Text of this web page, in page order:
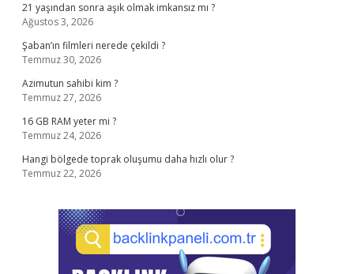
21 yaşından sonra aşık olmak imkansız mı ?
Ağustos 3, 2026
Şaban’ın filmleri nerede çekildi ?
Temmuz 30, 2026
Azimutun sahibi kim ?
Temmuz 27, 2026
16 GB RAM yeter mi ?
Temmuz 24, 2026
Hangi bölgede toprak oluşumu daha hızlı olur ?
Temmuz 22, 2026